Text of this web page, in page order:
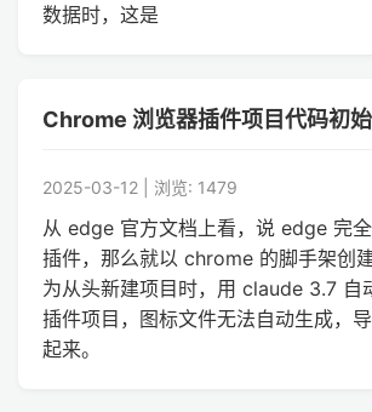
数据时，这是
Chrome 浏览器插件项目代码初
2025-03-12 | 浏览: 1479
从 edge 官方文档上看，说 edge 完
插件，那么就以 chrome 的脚手架创
为从头新建项目时，用 claude 3.7 自
插件项目，图标文件无法自动生成，
起来。